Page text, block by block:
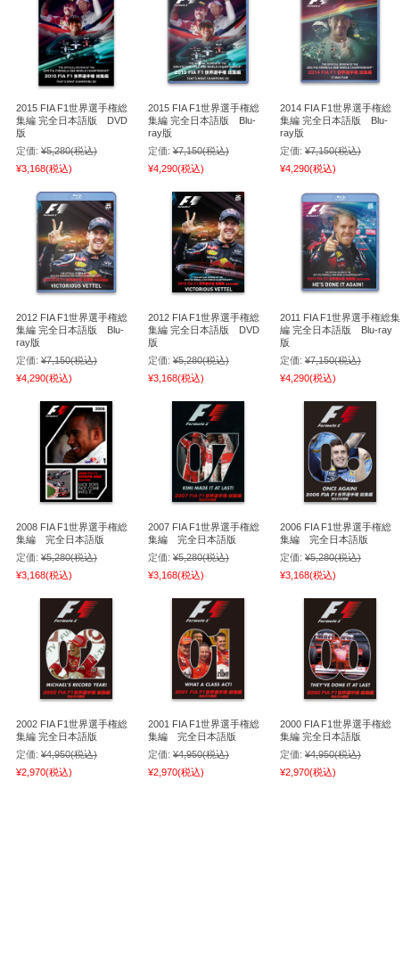
2015 FIA F1世界選手権総
集編 完全日本語版 DVD
版
定価: ¥5,280(税込)
¥3,168(税込)
2015 FIA F1世界選手権総
集編 完全日本語版 Blu-
ray版
定価: ¥7,150(税込)
¥4,290(税込)
2014 FIA F1世界選手権総
集編 完全日本語版 Blu-
ray版
定価: ¥7,150(税込)
¥4,290(税込)
2012 FIA F1世界選手権総
集編 完全日本語版 Blu-
ray版
定価: ¥7,150(税込)
¥4,290(税込)
2012 FIA F1世界選手権総
集編 完全日本語版 DVD
版
定価: ¥5,280(税込)
¥3,168(税込)
2011 FIA F1世界選手権総集
編 完全日本語版 Blu-ray
版
定価: ¥7,150(税込)
¥4,290(税込)
2008 FIA F1世界選手権総
集編 完全日本語版
定価: ¥5,280(税込)
¥3,168(税込)
2007 FIA F1世界選手権総
集編 完全日本語版
定価: ¥5,280(税込)
¥3,168(税込)
2006 FIA F1世界選手権総
集編 完全日本語版
定価: ¥5,280(税込)
¥3,168(税込)
2002 FIA F1世界選手権総
集編 完全日本語版
定価: ¥4,950(税込)
¥2,970(税込)
2001 FIA F1世界選手権総
集編 完全日本語版
定価: ¥4,950(税込)
¥2,970(税込)
2000 FIA F1世界選手権総
集編 完全日本語版
定価: ¥4,950(税込)
¥2,970(税込)